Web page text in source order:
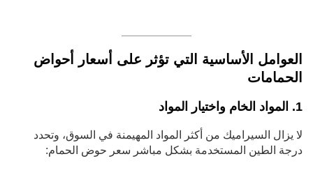
العوامل الأساسية التي تؤثر على أسعار أحواض
الحمامات
1. المواد الخام واختيار المواد
لا يزال السيراميك من أكثر المواد المهيمنة في السوق، وتحدد
درجة الطين المستخدمة بشكل مباشر سعر حوض الحمام: